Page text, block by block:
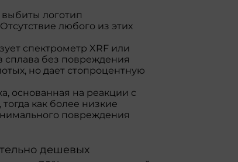
логотип
любого из этих
спектрометр XRF или
сплава без повреждения
но дает стопроцентную
основанная на реакции с
как более низкие
повреждения
дешевых